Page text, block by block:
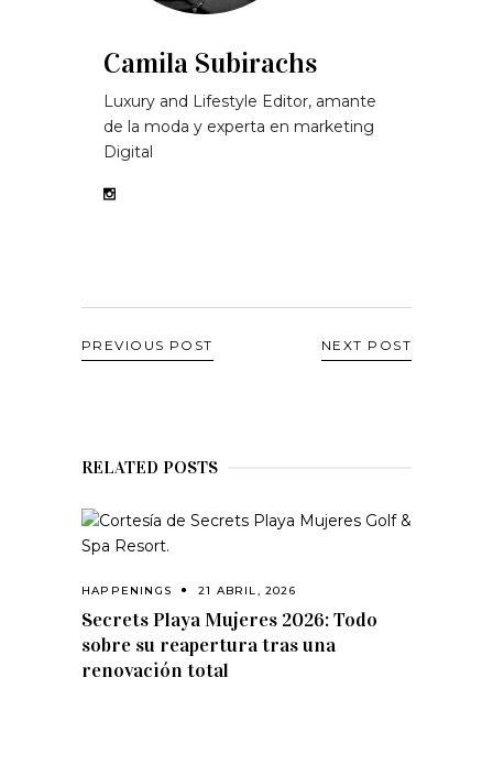
Camila Subirachs
Luxury and Lifestyle Editor, amante
de la moda y experta en marketing
Digital
PREVIOUS POST NEXT POST
RELATED POSTS
HAPPENINGS 21 ABRIL, 2026
Secrets Playa Mujeres 2026: Todo
sobre su reapertura tras una
renovación total